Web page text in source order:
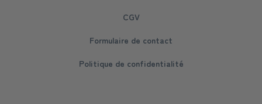
CGV
Formulaire de contact
Politique de confidentialité